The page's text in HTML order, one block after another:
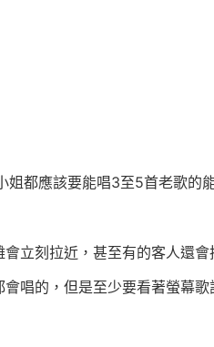
都應該要能唱3至5首老歌的
立刻拉近，甚至有的客人還會
唱的，但是至少要看著螢幕歌